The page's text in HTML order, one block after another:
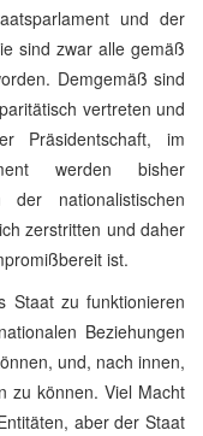
und der
sind zwar alle gemäß
Demgemäß sind
vertreten und
Präsidentschaft, im
werden bisher
nationalistischen
zerstritten und daher
ist.
Staat zu funktionieren
Beziehungen
und, nach innen,
zu können. Viel Macht
aber der Staat